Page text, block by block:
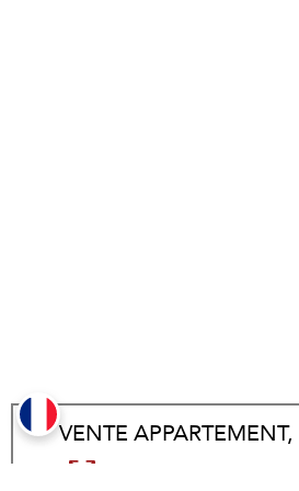
VENTE APPARTEMENT,